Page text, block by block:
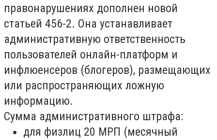
правонарушениях дополнен новой
статьей 456-2. Она устанавливает
административную ответственность
пользователей онлайн-платформ и
инфлюенсеров (блогеров), размещающих
или распространяющих ложную
информацию.
Сумма административного штрафа:
для физлиц 20 МРП (месячный